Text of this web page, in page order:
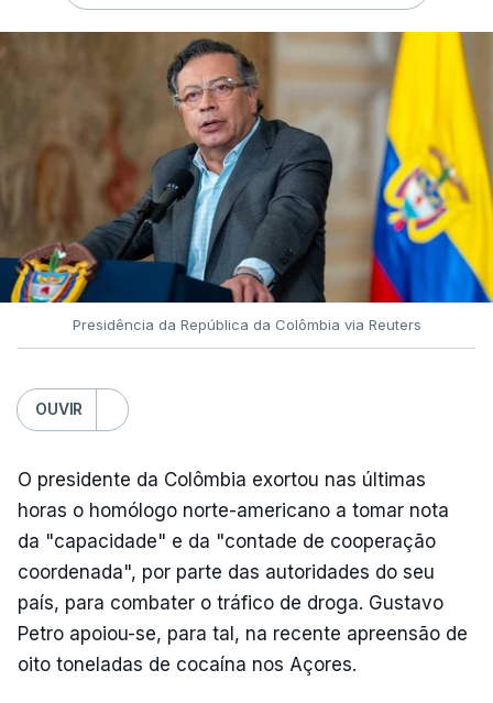
Presidência da República da Colômbia via Reuters
OUVIR
O presidente da Colômbia exortou nas últimas
horas o homólogo norte-americano a tomar nota
da "capacidade" e da "contade de cooperação
coordenada", por parte das autoridades do seu
país, para combater o tráfico de droga. Gustavo
Petro apoiou-se, para tal, na recente apreensão de
oito toneladas de cocaína nos Açores.